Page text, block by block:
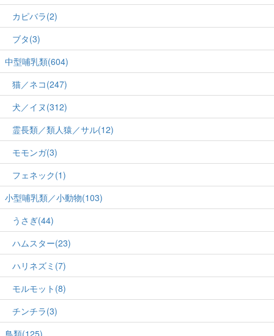
カピバラ(2)
ブタ(3)
中型哺乳類(604)
猫／ネコ(247)
犬／イヌ(312)
霊長類／類人猿／サル(12)
モモンガ(3)
フェネック(1)
小型哺乳類／小動物(103)
うさぎ(44)
ハムスター(23)
ハリネズミ(7)
モルモット(8)
チンチラ(3)
鳥類(125)